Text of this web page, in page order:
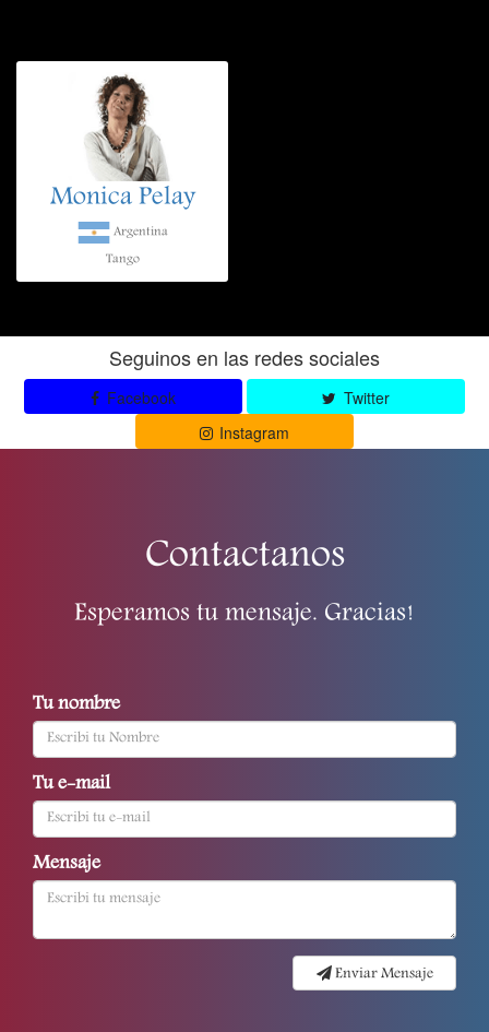
Monica Pelay
Argentina
Tango
Seguinos en las redes sociales
Facebook
Twitter
Instagram
Contactanos
Esperamos tu mensaje. Gracias!
Tu nombre
Tu e-mail
Mensaje
Enviar Mensaje